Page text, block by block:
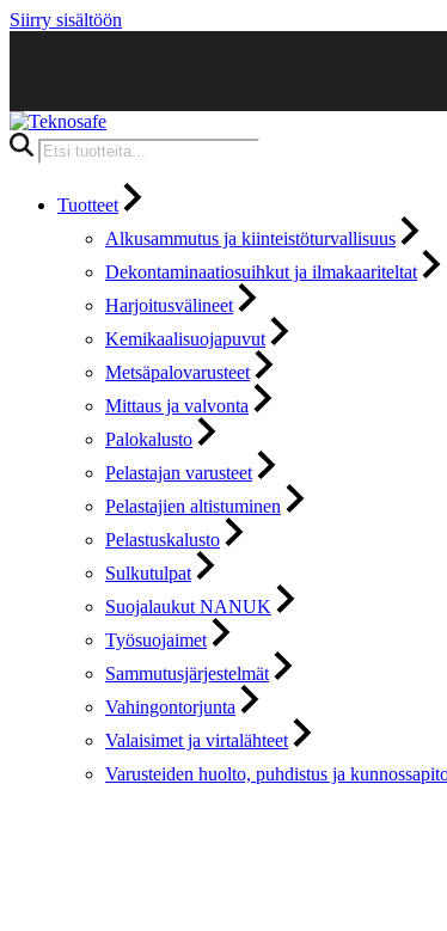
Siirry sisältöön
Products
search
Tuotteet
Alkusammutus ja kiinteistöturvallisuus
Dekontaminaatiosuihkut ja ilmakaariteltat
Harjoitusvälineet
Kemikaalisuojapuvut
Metsäpalovarusteet
Mittaus ja valvonta
Palokalusto
Pelastajan varusteet
Pelastajien altistuminen
Pelastuskalusto
Sulkutulpat
Suojalaukut NANUK
Työsuojaimet
Sammutusjärjestelmät
Vahingontorjunta
Valaisimet ja virtalähteet
Varusteiden huolto, puhdistus ja